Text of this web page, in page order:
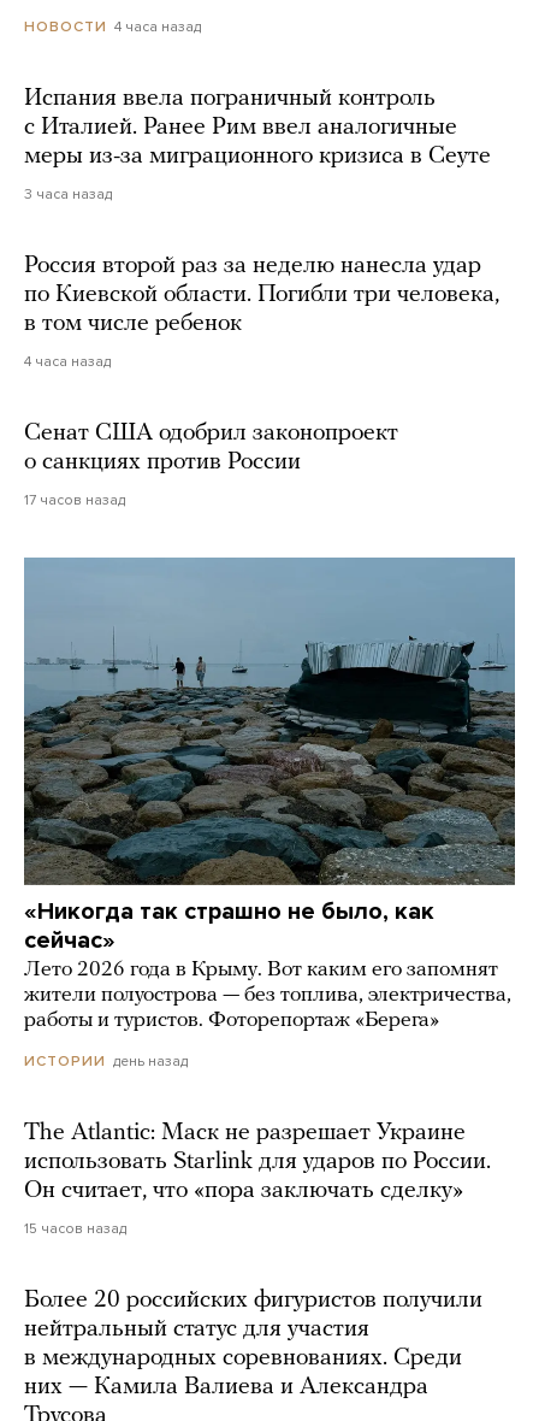
НОВОСТИ 4 часа назад
Испания ввела пограничный контроль
с Италией. Ранее Рим ввел аналогичные
меры из-за миграционного кризиса в Сеуте
3 часа назад
Россия второй раз за неделю нанесла удар
по Киевской области. Погибли три человека,
в том числе ребенок
4 часа назад
Сенат США одобрил законопроект
о санкциях против России
17 часов назад
«Никогда так страшно не было, как
сейчас»
Лето 2026 года в Крыму. Вот каким его запомнят
жители полуострова — без топлива, электричества,
работы и туристов. Фоторепортаж «Берега»
ИСТОРИИ день назад
The Atlantic: Маск не разрешает Украине
использовать Starlink для ударов по России.
Он считает, что «пора заключать сделку»
15 часов назад
Более 20 российских фигуристов получили
нейтральный статус для участия
в международных соревнованиях. Среди
них — Камила Валиева и Александра